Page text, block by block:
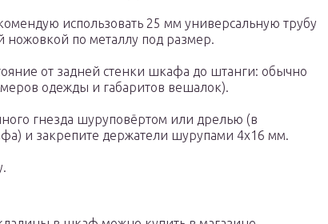
использовать 25 мм универсальную трубу
ножовкой по металлу под размер.
от задней стенки шкафа до штанги: обычно
одежды и габаритов вешалок).
гнезда шуруповёртом или дрелью (в
и закрепите держатели шурупами 4х16 мм.